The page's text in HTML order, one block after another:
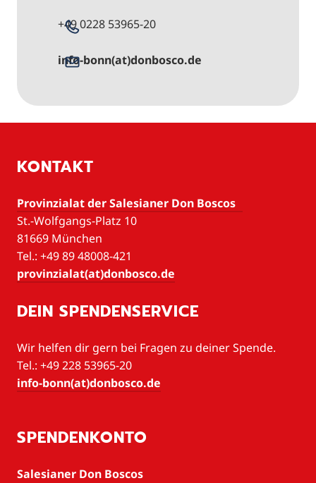
+49 0228 53965-20
info-bonn(at)donbosco.de
KONTAKT
Provinzialat der Salesianer Don Boscos
St.-Wolfgangs-Platz 10
81669 München
Tel.: +49 89 48008-421
provinzialat(at)donbosco.de
DEIN SPENDENSERVICE
Wir helfen dir gern bei Fragen zu deiner Spende.
Tel.: +49 228 53965-20
info-bonn(at)donbosco.de
SPENDENKONTO
Salesianer Don Boscos